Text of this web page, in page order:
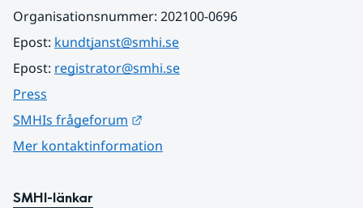
Organisationsnummer: 202100-0696
Epost: kundtjanst@smhi.se
Epost: registrator@smhi.se
Press
SMHIs frågeforum
Mer kontaktinformation
SMHI-länkar